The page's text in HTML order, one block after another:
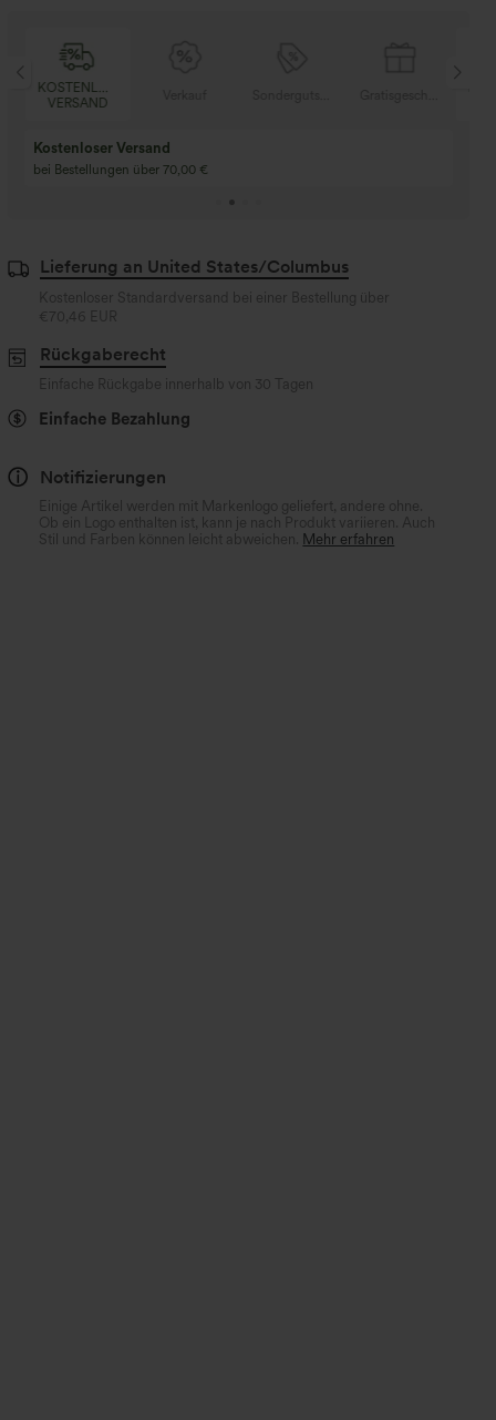
KOSTENLOSER
VERSAND
Kostenloser Versand
bei Bestellungen über 70,00 €
Lieferung an United States/Columbus
Kostenloser Standardversand bei einer Bestellung über
€70,46 EUR
Rückgaberecht
Einfache Rückgabe innerhalb von 30 Tagen
Einfache Bezahlung
Notifizierungen
Einige Artikel werden mit Markenlogo geliefert, andere ohne.
Ob ein Logo enthalten ist, kann je nach Produkt variieren. Auch
Stil und Farben können leicht abweichen. Mehr erfahren